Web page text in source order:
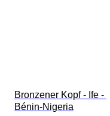
Bronzener Kopf - Ife -
Bénin-Nigeria